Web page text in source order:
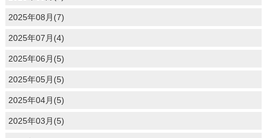
2025年08月(7)
2025年07月(4)
2025年06月(5)
2025年05月(5)
2025年04月(5)
2025年03月(5)